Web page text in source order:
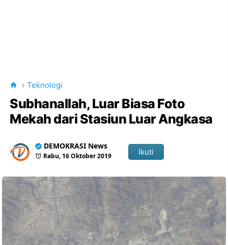
Teknologi
Subhanallah, Luar Biasa Foto
Mekah dari Stasiun Luar Angkasa
DEMOKRASI News
Rabu, 16 Oktober 2019 Ikuti